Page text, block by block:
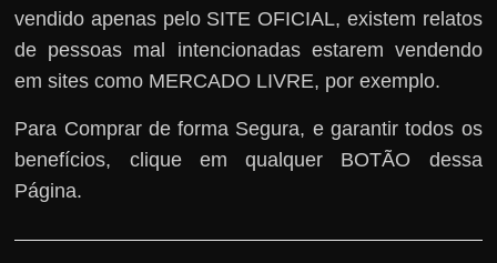
vendido apenas pelo SITE OFICIAL, existem relatos
de pessoas mal intencionadas estarem vendendo
em sites como MERCADO LIVRE, por exemplo.
Para Comprar de forma Segura, e garantir todos os
benefícios, clique em qualquer BOTÃO dessa
Página.